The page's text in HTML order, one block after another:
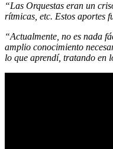
“Las Orquestas eran un
rítmicas, etc. Estos aportes
“Actualmente, no es nada
amplio conocimiento
lo que aprendí, tratando en